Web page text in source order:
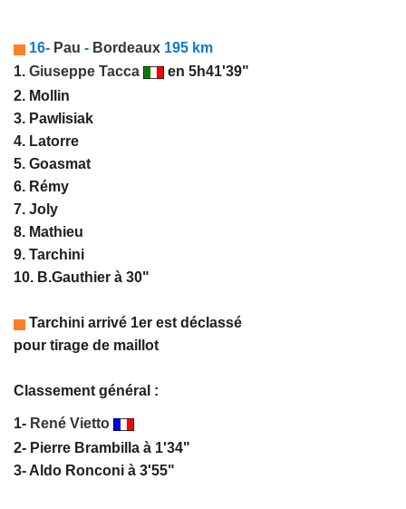
16- Pau - Bordeaux 195 km
1. Giuseppe Tacca
en 5h41'39"
2. Mollin
3. Pawlisiak
4. Latorre
5. Goasmat
6. Rémy
7. Joly
8. Mathieu
9. Tarchini
10. B.Gauthier à 30"
Tarchini arrivé 1er est déclassé
pour tirage de maillot
Classement général :
1- René Vietto
2- Pierre Brambilla à 1'34"
3- Aldo Ronconi à 3'55"